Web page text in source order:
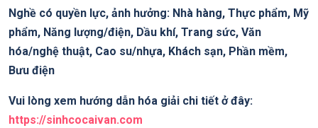
Nghề có quyền lực, ảnh hưởng: Nhà hàng, Thực phẩm, Mỹ
phẩm, Năng lượng/điện, Dầu khí, Trang sức, Văn
hóa/nghệ thuật, Cao su/nhựa, Khách sạn, Phần mềm,
Bưu điện
Vui lòng xem hướng dẫn hóa giải chi tiết ở đây:
https://sinhcocaivan.com